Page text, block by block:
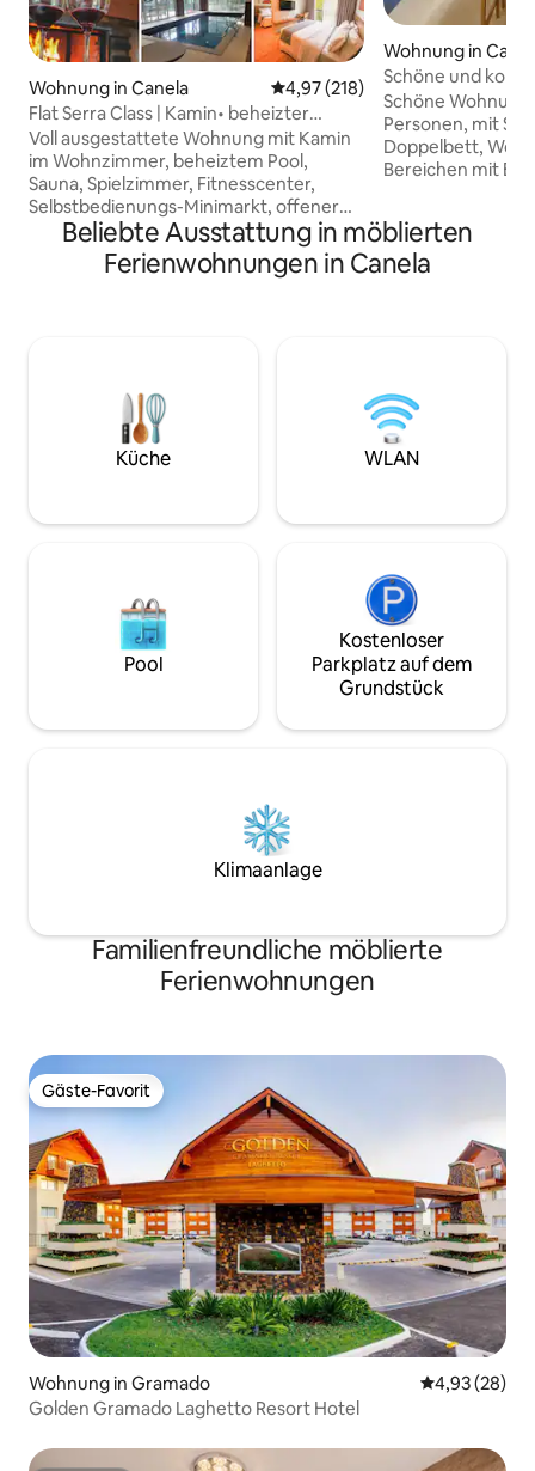
Wohnung in Canela Durchschnittliche Bewertung:
4,97 (218)
Flat Serra Class | Kamin• beheizter
Pool•Sauna
Voll ausgestattete Wohnung mit Kamin
im Wohnzimmer, beheiztem Pool,
Sauna, Spielzimmer, Fitnesscenter,
Selbstbedienungs-Minimarkt, offener
Gourmetküche, Klimaanlage mit Heiz-
und Kühlfunktion (Schlafzimmer und
Wohnzimmer), Queensize-Bett und
befindet sich in einer bewaldeten
Wohnstraße, von der aus Cafés,
Restaurants und Geschäfte leicht zu
erreichen sind. Frühstücksservice
rotierender Basis, im Tagespreis
Wohnung in
Schöne und
Village
Schöne
Personen, mit
Doppelbett,
Bereichen mit
verfügt über
und eine Badewanne
Tennisplätzen
Freien.
Wechsel der
Küchentücher
Beliebte Ausstattung in möblierten
Ferienwohnungen in Canela
Küche WLAN
Pool
Kostenloser
Parkplatz auf dem
Grundstück
Klimaanlage
Familienfreundliche möblierte
Ferienwohnungen
Gäste-Favorit
Gäste-Favorit
Wohnung in Gramado
4,93 (28)
Golden Gramado Laghetto Resort Hotel